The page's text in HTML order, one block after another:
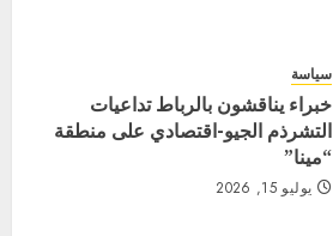
سياسة
خبراء يناقشون بالرباط تداعيات
التشرذم الجيو-اقتصادي على منطقة
“مينا”
يوليو 15, 2026